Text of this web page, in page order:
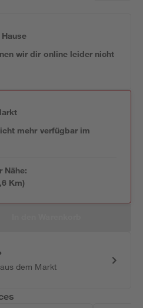
wir dir online leider nicht
mehr verfügbar im
Nähe:
Km)
dem Markt